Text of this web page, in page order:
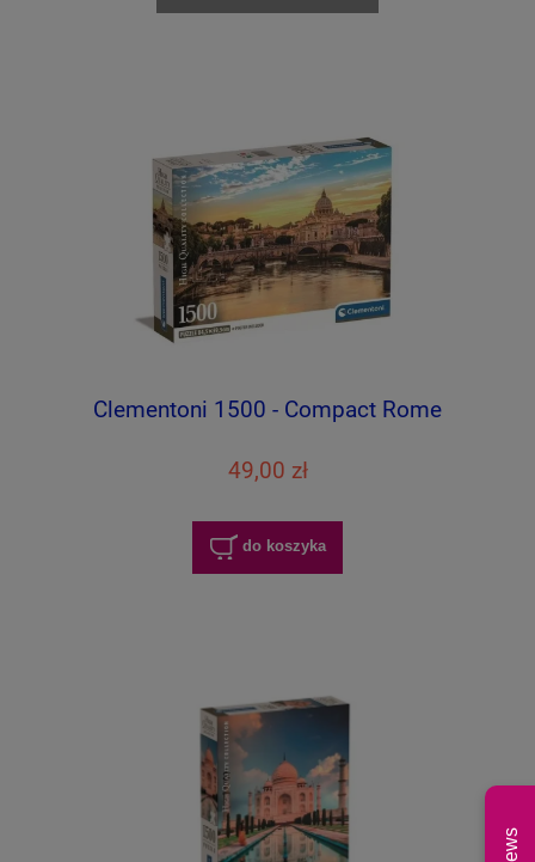
Clementoni 1500 - Compact Rome
49,00 zł
do koszyka
News